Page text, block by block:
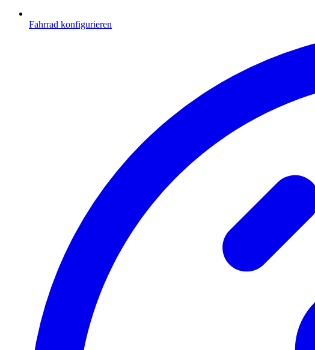
Fahrrad konfigurieren